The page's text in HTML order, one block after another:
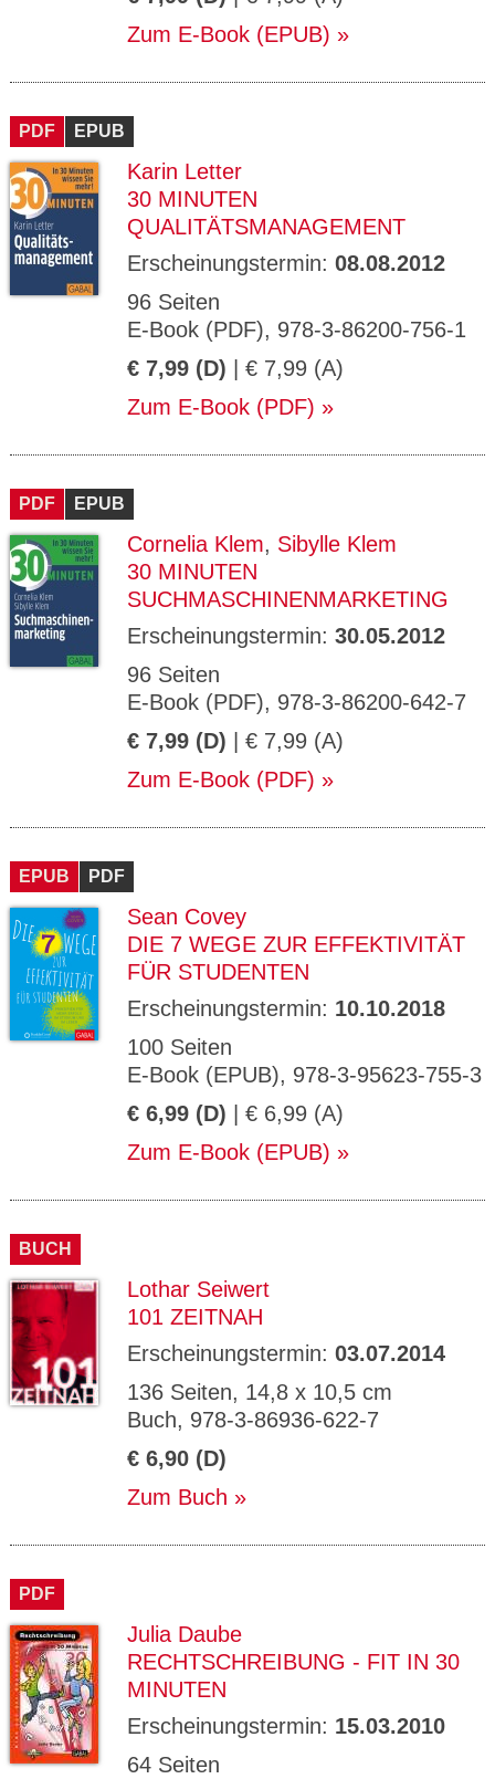
Zum E-Book (EPUB)
PDF EPUB
Karin Letter
30 MINUTEN
QUALITÄTSMANAGEMENT
Erscheinungstermin: 08.08.2012
96 Seiten
E-Book (PDF), 978-3-86200-756-1
€ 7,99 (D) | € 7,99 (A)
Zum E-Book (PDF)
PDF EPUB
Cornelia Klem, Sibylle Klem
30 MINUTEN
SUCHMASCHINENMARKETING
Erscheinungstermin: 30.05.2012
96 Seiten
E-Book (PDF), 978-3-86200-642-7
€ 7,99 (D) | € 7,99 (A)
Zum E-Book (PDF)
EPUB PDF
Sean Covey
DIE 7 WEGE ZUR EFFEKTIVITÄT
FÜR STUDENTEN
Erscheinungstermin: 10.10.2018
100 Seiten
E-Book (EPUB), 978-3-95623-755-3
€ 6,99 (D) | € 6,99 (A)
Zum E-Book (EPUB)
BUCH
Lothar Seiwert
101 ZEITNAH
Erscheinungstermin: 03.07.2014
136 Seiten, 14,8 x 10,5 cm
Buch, 978-3-86936-622-7
€ 6,90 (D)
Zum Buch
PDF
Julia Daube
RECHTSCHREIBUNG - FIT IN 30
MINUTEN
Erscheinungstermin: 15.03.2010
64 Seiten